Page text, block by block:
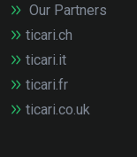
Our Partners
ticari.ch
ticari.it
ticari.fr
ticari.co.uk